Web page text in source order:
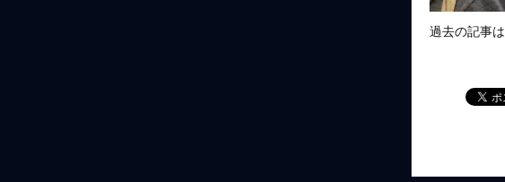
過去の記事は